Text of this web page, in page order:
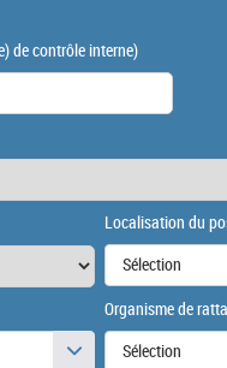
de contrôle interne)
Localisation du
Sélection
Organisme de
Sélection